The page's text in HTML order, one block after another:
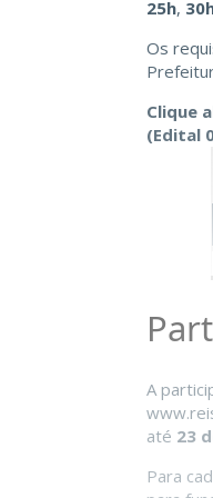
25h,
Os
Clique
(Edital
A
até 23
Para